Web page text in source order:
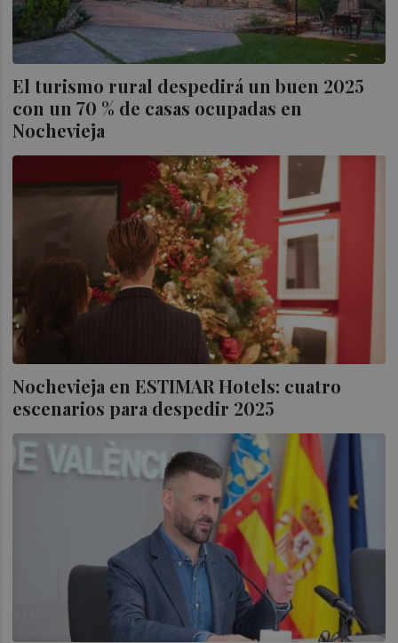
El turismo rural despedirá un buen 2025
con un 70 % de casas ocupadas en
Nochevieja
Nochevieja en ESTIMAR Hotels: cuatro
escenarios para despedir 2025